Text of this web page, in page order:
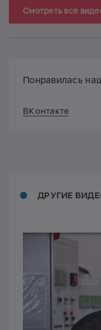
Смотреть все
Понравилась
ВКонтакте
ДРУГИЕ